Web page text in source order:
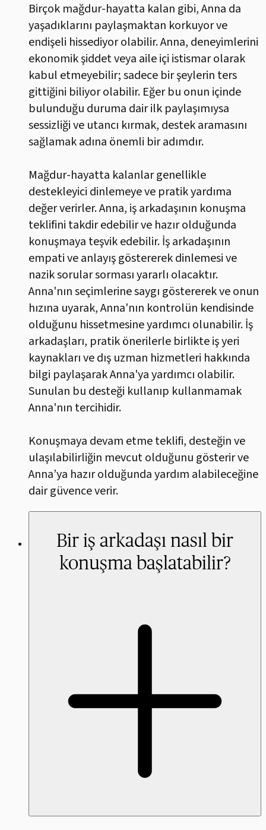
Birçok mağdur-hayatta kalan gibi, Anna da
yaşadıklarını paylaşmaktan korkuyor ve
endişeli hissediyor olabilir. Anna, deneyimlerini
ekonomik şiddet veya aile içi istismar olarak
kabul etmeyebilir; sadece bir şeylerin ters
gittiğini biliyor olabilir. Eğer bu onun içinde
bulunduğu duruma dair ilk paylaşımıysa
sessizliği ve utancı kırmak, destek aramasını
sağlamak adına önemli bir adımdır.
Mağdur-hayatta kalanlar genellikle
destekleyici dinlemeye ve pratik yardıma
değer verirler. Anna, iş arkadaşının konuşma
teklifini takdir edebilir ve hazır olduğunda
konuşmaya teşvik edebilir. İş arkadaşının
empati ve anlayış göstererek dinlemesi ve
nazik sorular sorması yararlı olacaktır.
Anna'nın seçimlerine saygı göstererek ve onun
hızına uyarak, Anna'nın kontrolün kendisinde
olduğunu hissetmesine yardımcı olunabilir. İş
arkadaşları, pratik önerilerle birlikte iş yeri
kaynakları ve dış uzman hizmetleri hakkında
bilgi paylaşarak Anna'ya yardımcı olabilir.
Sunulan bu desteği kullanıp kullanmamak
Anna'nın tercihidir.
Konuşmaya devam etme teklifi, desteğin ve
ulaşılabilirliğin mevcut olduğunu gösterir ve
Anna’ya hazır olduğunda yardım alabileceğine
dair güvence verir.
Bir iş arkadaşı nasıl bir
konuşma başlatabilir?